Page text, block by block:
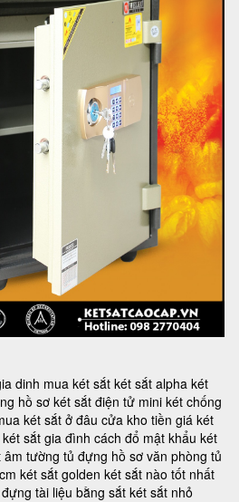
dinh mua két sắt két sắt alpha két
hồ sơkét sắt điện tử mini két chống
két sắt ở đâu cửa kho tiền giá két
sắt gia đình cách đổ mật khẩu két
âm tường tủ đựng hồ sơ văn phòng tủ
két sắt golden két sắt nào tốt nhất
tài liệu bằng sắt két sắt nhỏ